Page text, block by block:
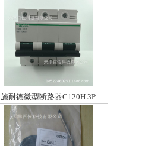
施耐德微型断路器C120H 3P
C125A